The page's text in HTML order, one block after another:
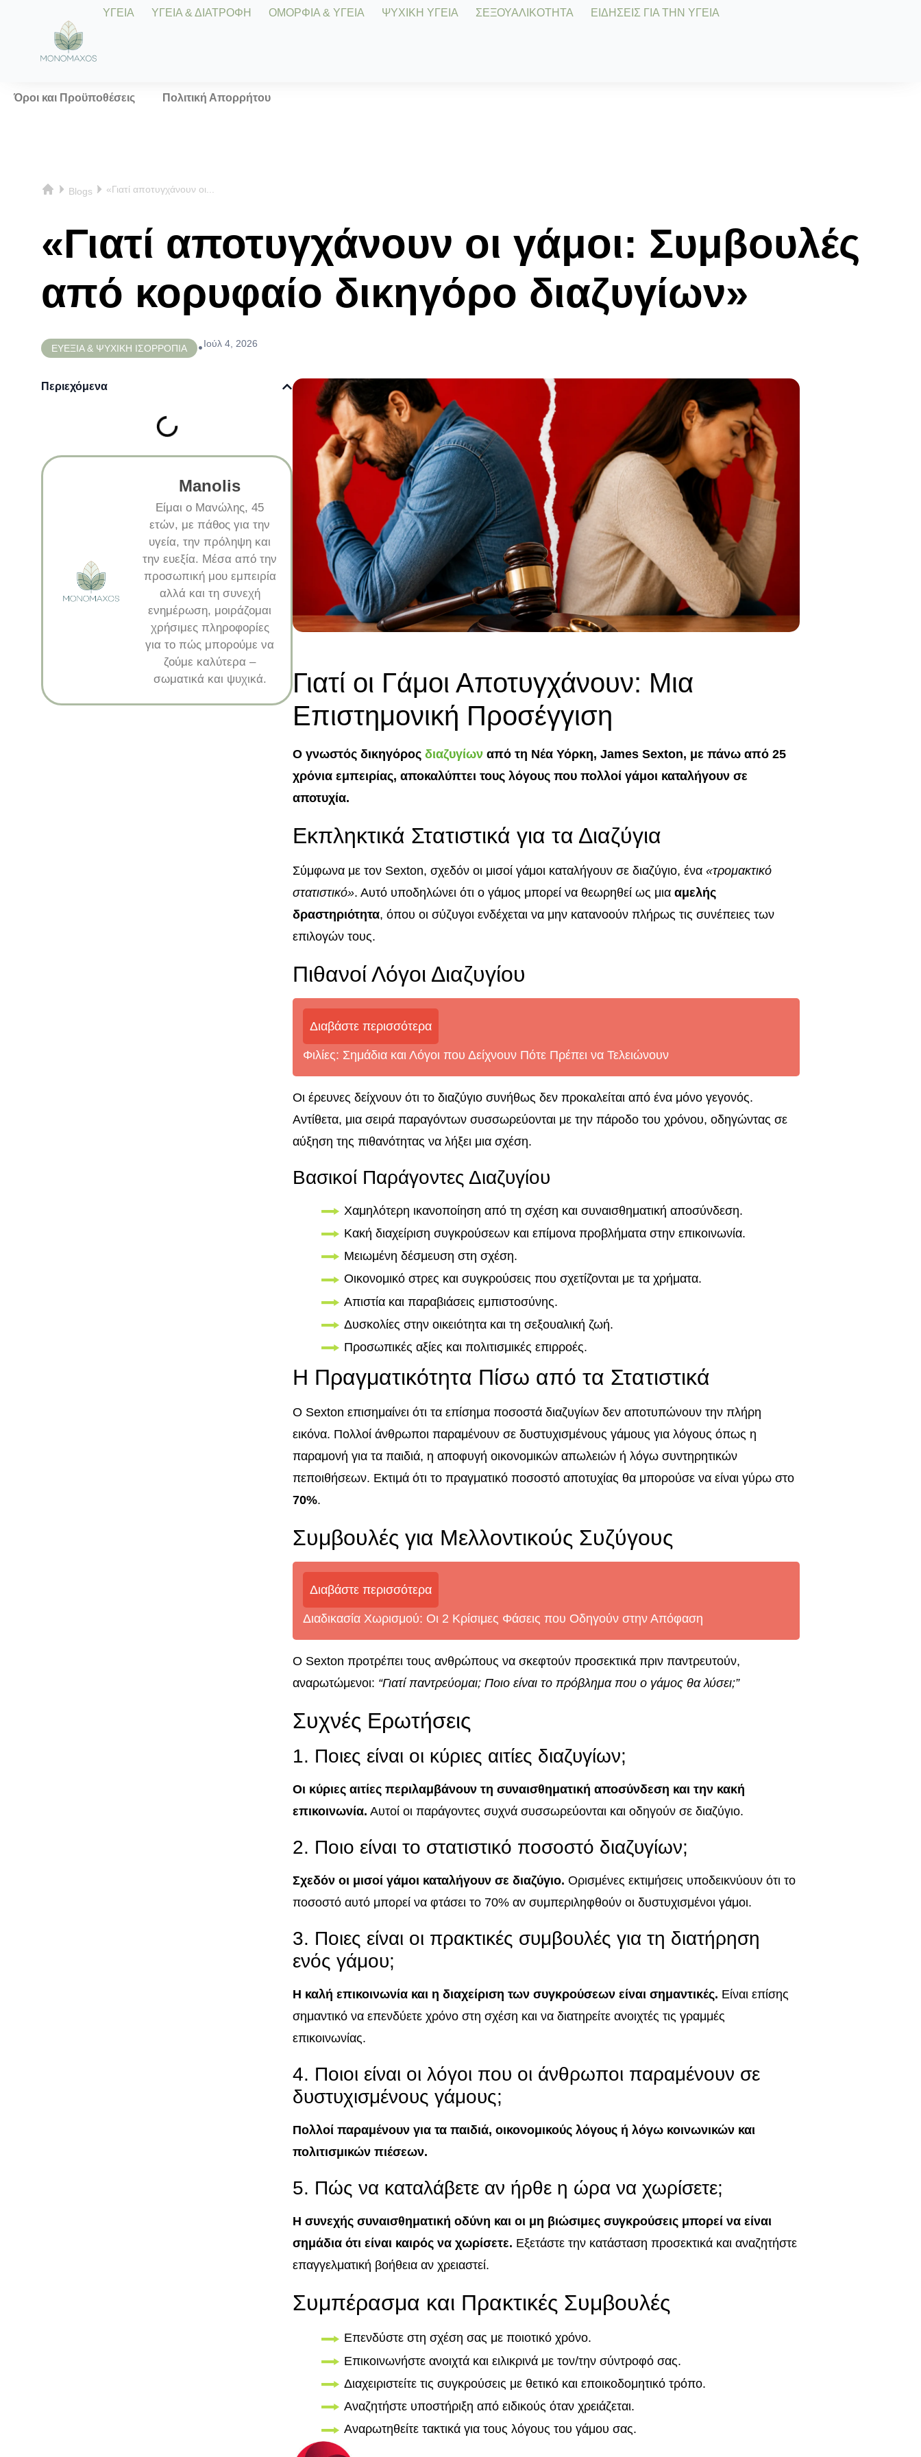
ΥΓΕΙΑ ΥΓΕΙΑ & ΔΙΑΤΡΟΦΗ ΟΜΟΡΦΙΑ & ΥΓΕΙΑ ΨΥΧΙΚΗ ΥΓΕΙΑ ΣΕΞΟΥΑΛΙΚΟΤΗΤΑ ΕΙΔΗΣΕΙΣ ΓΙΑ ΤΗΝ ΥΓΕΙΑ
Όροι και Προϋποθέσεις Πολιτική Απορρήτου
Blogs «Γιατί αποτυγχάνουν οι...
«Γιατί αποτυγχάνουν οι γάμοι: Συμβουλές
από κορυφαίο δικηγόρο διαζυγίων»
ΕΥΕΞΙΑ & ΨΥΧΙΚΗ ΙΣΟΡΡΟΠΙΑ •Ιούλ 4, 2026
Περιεχόμενα
Manolis
Είμαι ο Μανώλης, 45
ετών, με πάθος για την
υγεία, την πρόληψη και
την ευεξία. Μέσα από την
προσωπική μου εμπειρία
αλλά και τη συνεχή
ενημέρωση, μοιράζομαι
χρήσιμες πληροφορίες
για το πώς μπορούμε να
ζούμε καλύτερα –
σωματικά και ψυχικά.
Γιατί οι Γάμοι Αποτυγχάνουν: Μια
Επιστημονική Προσέγγιση
Ο γνωστός δικηγόροςδιαζυγίων από τη Νέα Υόρκη, James Sexton, με πάνω από 25
χρόνια εμπειρίας, αποκαλύπτει τους λόγους που πολλοί γάμοι καταλήγουν σε
αποτυχία.
Εκπληκτικά Στατιστικά για τα Διαζύγια
Σύμφωνα με τον Sexton, σχεδόν οι μισοί γάμοι καταλήγουν σε διαζύγιο, ένα«τρομακτικό
στατιστικό». Αυτό υποδηλώνει ότι ο γάμος μπορεί να θεωρηθεί ως μιααμελής
δραστηριότητα, όπου οι σύζυγοι ενδέχεται να μην κατανοούν πλήρως τις συνέπειες των
επιλογών τους.
Πιθανοί Λόγοι Διαζυγίου
Διαβάστε περισσότερα
Φιλίες: Σημάδια και Λόγοι που Δείχνουν Πότε Πρέπει να Τελειώνουν
Οι έρευνες δείχνουν ότι το διαζύγιο συνήθως δεν προκαλείται από ένα μόνο γεγονός.
Αντίθετα, μια σειρά παραγόντων συσσωρεύονται με την πάροδο του χρόνου, οδηγώντας σε
αύξηση της πιθανότητας να λήξει μια σχέση.
Βασικοί Παράγοντες Διαζυγίου
Χαμηλότερη ικανοποίηση από τη σχέση και συναισθηματική αποσύνδεση.
Κακή διαχείριση συγκρούσεων και επίμονα προβλήματα στην επικοινωνία.
Μειωμένη δέσμευση στη σχέση.
Οικονομικό στρες και συγκρούσεις που σχετίζονται με τα χρήματα.
Απιστία και παραβιάσεις εμπιστοσύνης.
Δυσκολίες στην οικειότητα και τη σεξουαλική ζωή.
Προσωπικές αξίες και πολιτισμικές επιρροές.
Η Πραγματικότητα Πίσω από τα Στατιστικά
Ο Sexton επισημαίνει ότι τα επίσημα ποσοστά διαζυγίων δεν αποτυπώνουν την πλήρη
εικόνα. Πολλοί άνθρωποι παραμένουν σε δυστυχισμένους γάμους για λόγους όπως η
παραμονή για τα παιδιά, η αποφυγή οικονομικών απωλειών ή λόγω συντηρητικών
πεποιθήσεων. Εκτιμά ότι το πραγματικό ποσοστό αποτυχίας θα μπορούσε να είναι γύρω στο
70%.
Συμβουλές για Μελλοντικούς Συζύγους
Διαβάστε περισσότερα
Διαδικασία Χωρισμού: Οι 2 Κρίσιμες Φάσεις που Οδηγούν στην Απόφαση
Ο Sexton προτρέπει τους ανθρώπους να σκεφτούν προσεκτικά πριν παντρευτούν,
αναρωτώμενοι: “Γιατί παντρεύομαι; Ποιο είναι το πρόβλημα που ο γάμος θα λύσει;”
Συχνές Ερωτήσεις
1. Ποιες είναι οι κύριες αιτίες διαζυγίων;
Οι κύριες αιτίες περιλαμβάνουν τη συναισθηματική αποσύνδεση και την κακή
επικοινωνία. Αυτοί οι παράγοντες συχνά συσσωρεύονται και οδηγούν σε διαζύγιο.
2. Ποιο είναι το στατιστικό ποσοστό διαζυγίων;
Σχεδόν οι μισοί γάμοι καταλήγουν σε διαζύγιο. Ορισμένες εκτιμήσεις υποδεικνύουν ότι το
ποσοστό αυτό μπορεί να φτάσει το 70% αν συμπεριληφθούν οι δυστυχισμένοι γάμοι.
3. Ποιες είναι οι πρακτικές συμβουλές για τη διατήρηση
ενός γάμου;
Η καλή επικοινωνία και η διαχείριση των συγκρούσεων είναι σημαντικές. Είναι επίσης
σημαντικό να επενδύετε χρόνο στη σχέση και να διατηρείτε ανοιχτές τις γραμμές
επικοινωνίας.
4. Ποιοι είναι οι λόγοι που οι άνθρωποι παραμένουν σε
δυστυχισμένους γάμους;
Πολλοί παραμένουν για τα παιδιά, οικονομικούς λόγους ή λόγω κοινωνικών και
πολιτισμικών πιέσεων.
5. Πώς να καταλάβετε αν ήρθε η ώρα να χωρίσετε;
Η συνεχής συναισθηματική οδύνη και οι μη βιώσιμες συγκρούσεις μπορεί να είναι
σημάδια ότι είναι καιρός να χωρίσετε. Εξετάστε την κατάσταση προσεκτικά και αναζητήστε
επαγγελματική βοήθεια αν χρειαστεί.
Συμπέρασμα και Πρακτικές Συμβουλές
Επενδύστε στη σχέση σας με ποιοτικό χρόνο.
Επικοινωνήστε ανοιχτά και ειλικρινά με τον/την σύντροφό σας.
Διαχειριστείτε τις συγκρούσεις με θετικό και εποικοδομητικό τρόπο.
Αναζητήστε υποστήριξη από ειδικούς όταν χρειάζεται.
Αναρωτηθείτε τακτικά για τους λόγους του γάμου σας.